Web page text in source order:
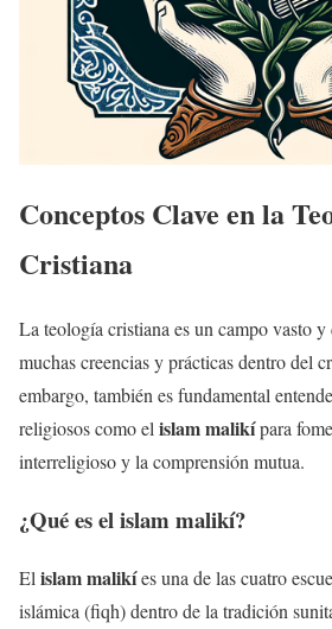
Conceptos Clave en la
Cristiana
La teología cristiana es un campo vasto y
muchas creencias y prácticas dentro del
embargo, también es fundamental
religiosos como el islam malikípara
interreligioso y la comprensión mutua.
¿Qué es elislam malikí?
El islam malikíes una de las cuatro
islámica (fiqh) dentro de la tradición